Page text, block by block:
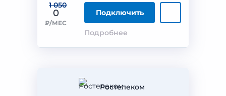
1 050
0
₽/МЕС
Подключить
Подробнее
Ростелеком